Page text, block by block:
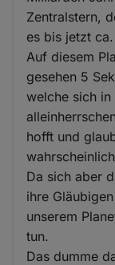
Zentralstern,
es bis jetzt
Auf diesem
gesehen 5
welche sich
hofft und
Da sich aber
ihre
unserem
tun.
Das dumme